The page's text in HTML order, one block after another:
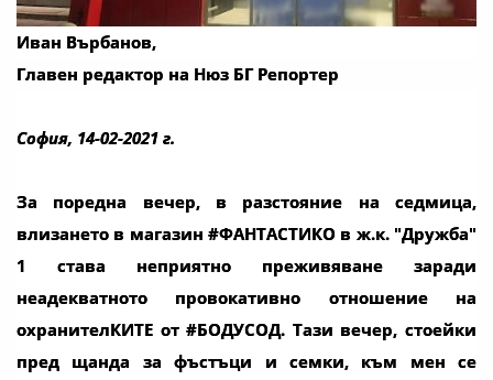
Иван Върбанов,
Главен редактор на Нюз БГ Репортер
София, 14-02-2021 г.
За поредна вечер, в разстояние на седмица,
влизането в магазин #ФАНТАСТИКО в ж.к. "Дружба"
1 става неприятно преживяване заради
неадекватното провокативно отношение на
охранителКИТЕ от #БОДУСОД. Тази вечер, стоейки
пред щанда за фъстъци и семки, към мен се